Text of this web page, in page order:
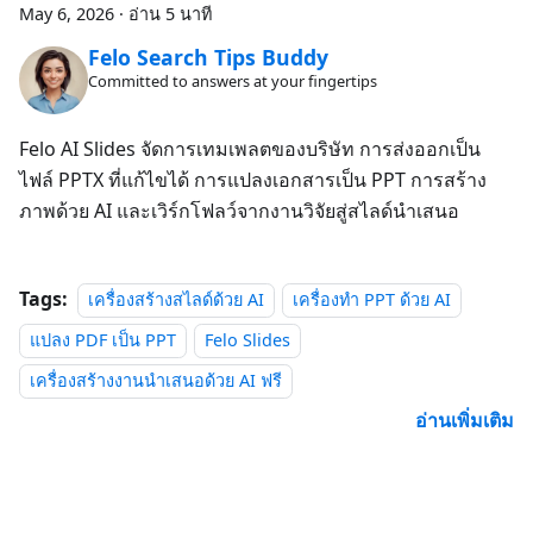
May 6, 2026 · อ่าน 5 นาที
Felo Search Tips Buddy
Committed to answers at your fingertips
Felo AI Slides จัดการเทมเพลตของบริษัท การส่งออกเป็น
ไฟล์ PPTX ที่แก้ไขได้ การแปลงเอกสารเป็น PPT การสร้าง
ภาพด้วย AI และเวิร์กโฟลว์จากงานวิจัยสู่สไลด์นำเสนอ
Tags: เครื่องสร้างสไลด์ด้วย AI
เครื่องทำ PPT ด้วย AI
แปลง PDF เป็น PPT
Felo Slides
เครื่องสร้างงานนำเสนอด้วย AI ฟรี
อ่านเพิ่มเติม